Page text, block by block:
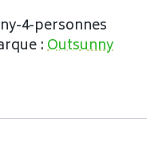
4-personnes
:Outsunny